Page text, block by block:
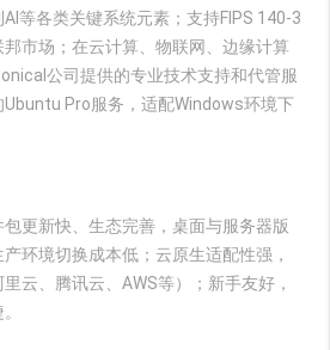
等各类关键系统元素；支持FIPS 140-3
市场；在云计算、物联网、边缘计算
公司提供的专业技术支持和代管服
Ubuntu Pro服务，适配Windows环境下
包更新快、生态完善，桌面与服务器版
环境切换成本低；云原生适配性强，
云、腾讯云、AWS等）；新手友好，